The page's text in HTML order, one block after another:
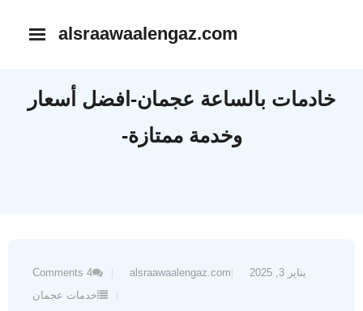
alsraawaalengaz.com
خادمات بالساعة عجمان-افضل أسعار
وخدمة ممتازة-
يناير 3, 2025 alsraawaalengaz.com
4
Comments
خدمات عجمان